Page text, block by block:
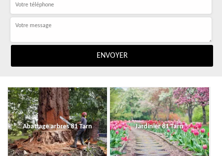
Abattage arbres 81 Tarn Jardinier 81 Tarn